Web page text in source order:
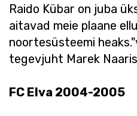
Raido Kübar on juba
aitavad meie plaane
noortesüsteemi
tegevjuht Marek
FC Elva 2004-2005